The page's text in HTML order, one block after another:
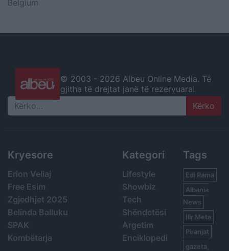
Belgium
© 2003 - 2026 Albeu Online Media. Të
gjitha të drejtat janë të rezervuara!
Search
Kryesore
Erion Veliaj
Free Esim
Zgjedhjet 2025
Belinda Balluku
SPAK
Kombëtarja
Kategori
Lifestyle
Showbiz
Tech
Shëndetësi
Argetim
Enciklopedi
Tags
Edi Rama
Albania
News
Ilir Meta
Piranjat
gazeta,